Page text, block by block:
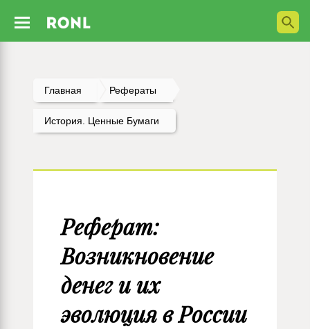
Главная Рефераты
История. Ценные Бумаги
Реферат:
Возникновение
денег и их
эволюция в России